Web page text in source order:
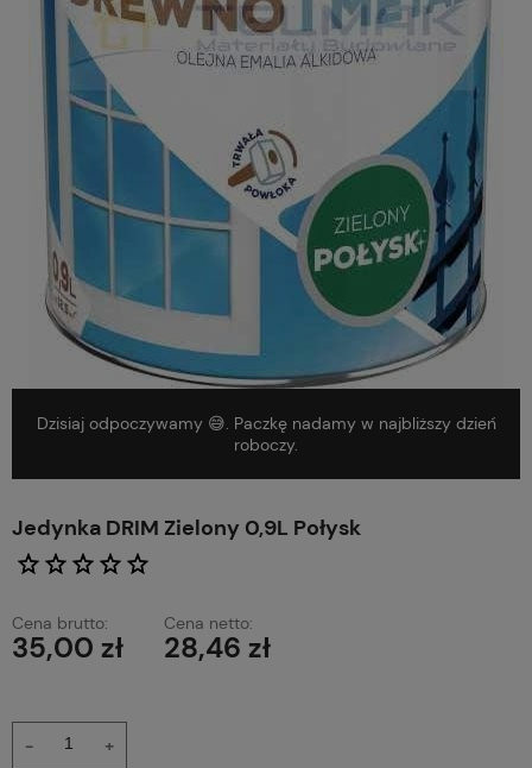
Dzisiaj odpoczywamy 😅. Paczkę nadamy w najbliższy dzień
roboczy.
Jedynka DRIM Zielony 0,9L Połysk
Cena brutto:
35,00 zł
Cena netto:
28,46 zł
+
-